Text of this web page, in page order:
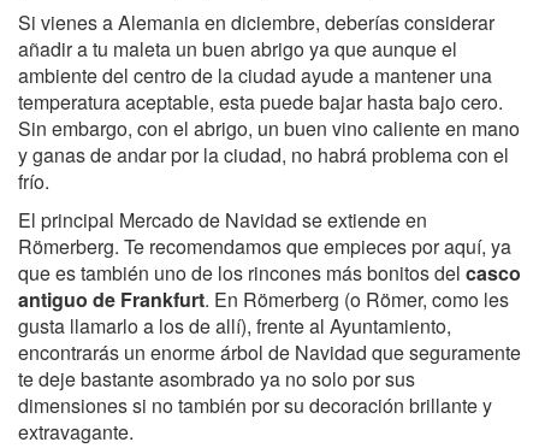
Si vienes a Alemania en diciembre, deberías considerar
añadir a tu maleta un buen abrigo ya que aunque el
ambiente del centro de la ciudad ayude a mantener una
temperatura aceptable, esta puede bajar hasta bajo cero.
Sin embargo, con el abrigo, un buen vino caliente en mano
y ganas de andar por la ciudad, no habrá problema con el
frío.
El principal Mercado de Navidad se extiende en
Römerberg. Te recomendamos que empieces por aquí, ya
que es también uno de los rincones más bonitos del casco
antiguo de Frankfurt. En Römerberg (o Römer, como les
gusta llamarlo a los de allí), frente al Ayuntamiento,
encontrarás un enorme árbol de Navidad que seguramente
te deje bastante asombrado ya no solo por sus
dimensiones si no también por su decoración brillante y
extravagante.